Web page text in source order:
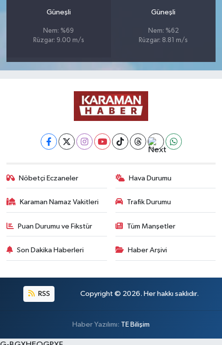
Güneşli
Nem: %69
Rüzgar: 9.00 m/s
Güneşli
Nem: %62
Rüzgar: 8.81 m/s
Nöbetçi Eczaneler Hava Durumu
Karaman Namaz Vakitleri Trafik Durumu
Puan Durumu ve Fikstür Tüm Manşetler
Son Dakika Haberleri Haber Arşivi
RSS Copyright © 2026. Her hakkı saklıdır.
Haber Yazılımı: TE Bilişim